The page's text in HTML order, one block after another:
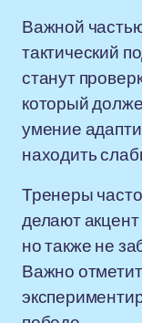
Важной
тактический
станут
который
умение
находить
Тренеры
делают
но также не
Важно